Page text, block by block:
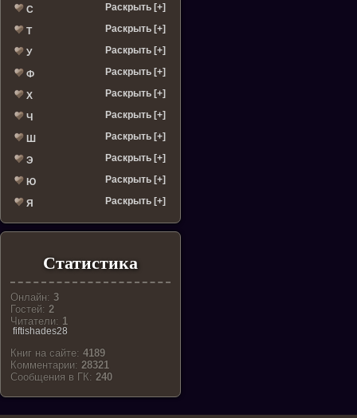
С Раскрыть [+]
Т Раскрыть [+]
У Раскрыть [+]
Ф Раскрыть [+]
Х Раскрыть [+]
Ч Раскрыть [+]
Ш Раскрыть [+]
Э Раскрыть [+]
Ю Раскрыть [+]
Я Раскрыть [+]
Статистика
Онлайн:3
Гостей:2
Читатели: 1
fiftishades28
Книг на сайте:4189
Комментарии:28321
Cообщения в ГК:240